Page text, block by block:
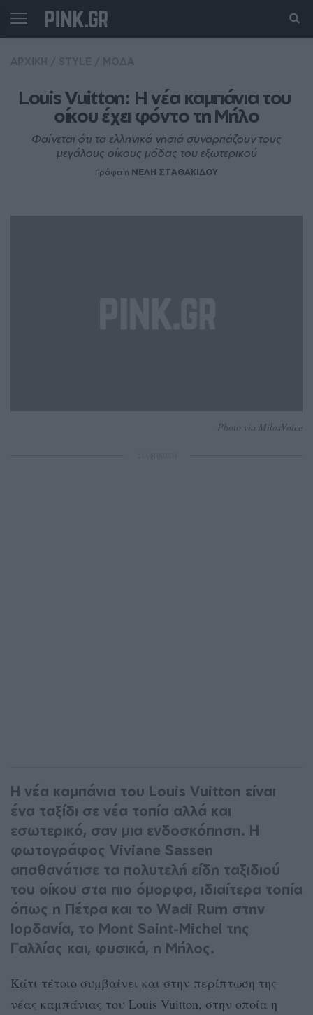
Lοuis Vuitton: Η νέα καμπάνια του
οίκου έχει φόντο τη Μήλο
Φαίνεται ότι τα ελληνικά νησιά συναρπάζουν τους
μεγάλους οίκους μόδας του εξωτερικού
Γράφει η ΝΕΛΗ ΣΤΑΘΑΚΙΔΟΥ
Photo via MilosVoice
Η νέα καμπάνια του Louis Vuitton είναι
ένα ταξίδι σε νέα τοπία αλλά και
εσωτερικό, σαν μια ενδοσκόπηση. Η
φωτογράφος Viviane Sassen
απαθανάτισε τα πολυτελή είδη ταξιδιού
του οίκου στα πιο όμορφα, ιδιαίτερα τοπία
όπως η Πέτρα και το Wadi Rum στην
Ιορδανία, το Mont Saint-Michel της
Γαλλίας και, φυσικά, η Μήλος.
Κάτι τέτοιο συμβαίνει και στην περίπτωση της
νέας καμπάνιας του Louis Vuitton, στην οποία η